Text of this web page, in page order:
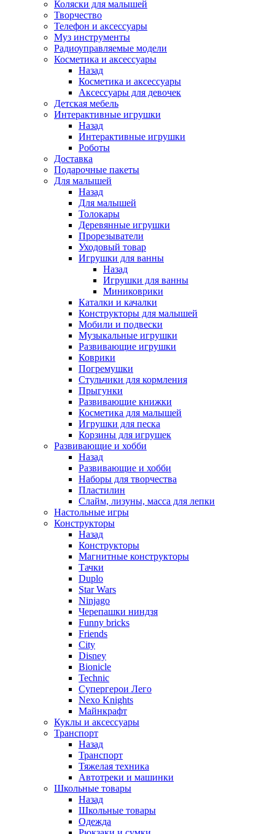
Коляски для малышей
Творчество
Телефон и аксессуары
Муз инструменты
Радиоуправляемые модели
Косметика и аксессуары
Назад
Косметика и аксессуары
Аксессуары для девочек
Детская мебель
Интерактивные игрушки
Назад
Интерактивные игрушки
Роботы
Доставка
Подарочные пакеты
Для малышей
Назад
Для малышей
Толокары
Деревянные игрушки
Прорезыватели
Уходовый товар
Игрушки для ванны
Назад
Игрушки для ванны
Миниковрики
Каталки и качалки
Конструкторы для малышей
Мобили и подвески
Музыкальные игрушки
Развивающие игрушки
Коврики
Погремушки
Стульчики для кормления
Прыгунки
Развивающие книжки
Косметика для малышей
Игрушки для песка
Корзины для игрушек
Развивающие и хобби
Назад
Развивающие и хобби
Наборы для творчества
Пластилин
Слайм, лизуны, масса для лепки
Настольные игры
Конструкторы
Назад
Конструкторы
Магнитные конструкторы
Тачки
Duplo
Star Wars
Ninjago
Черепашки ниндзя
Funny bricks
Friends
City
Disney
Bionicle
Technic
Супергерои Лего
Nexo Knights
Майнкрафт
Куклы и аксессуары
Транспорт
Назад
Транспорт
Тяжелая техника
Автотреки и машинки
Школьные товары
Назад
Школьные товары
Одежда